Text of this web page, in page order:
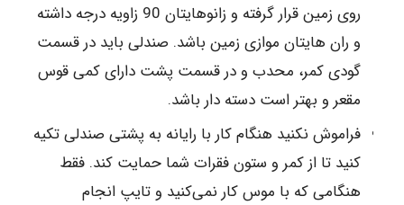
روی زمین قرار گرفته و زانوهایتان 90 زاویه درجه داشته
و ران هایتان موازی زمین باشد. صندلی باید در قسمت
گودی کمر، محدب و در قسمت پشت دارای کمی قوس
مقعر و بهتر است دسته دار باشد.
فراموش نکنید هنگام کار با رایانه به پشتی صندلی تکیه
کنید تا از کمر و ستون فقرات شما حمایت کند. فقط
هنگامی که با موس کار نمی‌کنید و تایپ انجام